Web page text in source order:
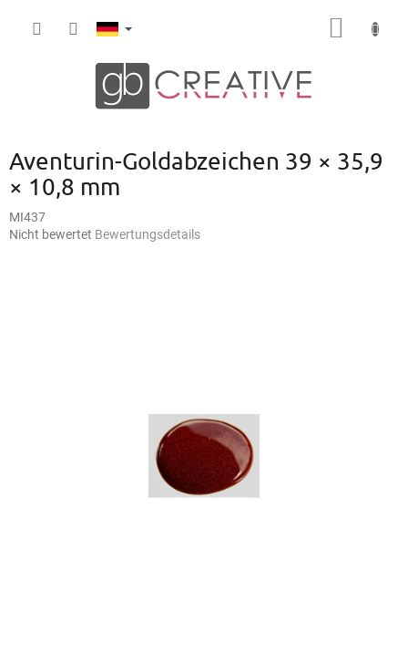
Aventurin-Goldabzeichen 39 × 35,9
× 10,8 mm
MI437
Die
Nicht bewertet Bewertungsdetails